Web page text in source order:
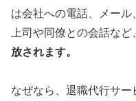
は会社への電話、メー
上司や同僚との会話など
放されます。
なぜなら、退職代行サー